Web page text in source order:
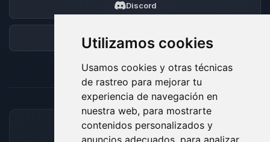
Utilizamos cookies
Usamos cookies y otras técnicas
de rastreo para mejorar tu
experiencia de navegación en
nuestra web, para mostrarte
contenidos personalizados y
anuncios adecuados, para analizar
Discord
Foro
MÉTODOS DE PAGO ACEPTADOS